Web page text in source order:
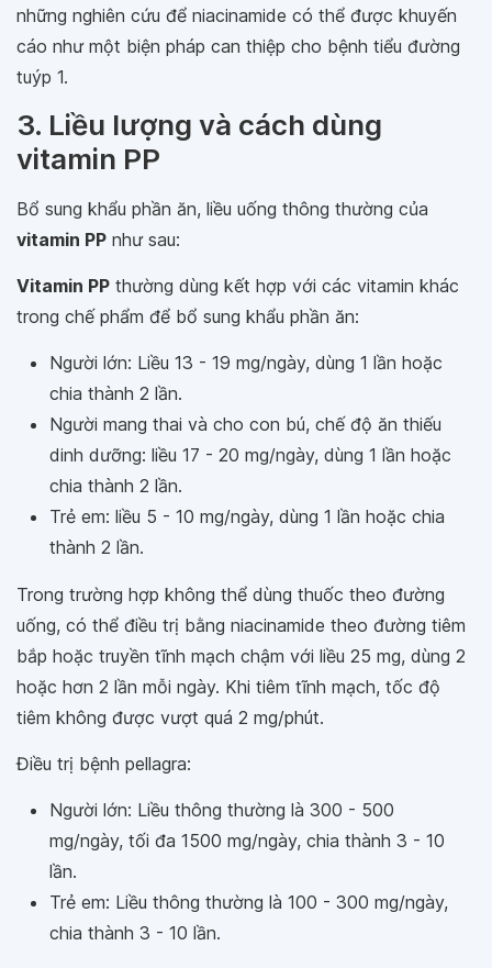
những nghiên cứu để niacinamide có thể được khuyến
cáo như một biện pháp can thiệp cho bệnh tiểu đường
tuýp 1.
3. Liều lượng và cách dùng
vitamin PP
Bổ sung khẩu phần ăn, liều uống thông thường của
vitamin PP như sau:
Vitamin PP thường dùng kết hợp với các vitamin khác
trong chế phẩm để bổ sung khẩu phần ăn:
Người lớn: Liều 13 - 19 mg/ngày, dùng 1 lần hoặc
chia thành 2 lần.
Người mang thai và cho con bú, chế độ ăn thiếu
dinh dưỡng: liều 17 - 20 mg/ngày, dùng 1 lần hoặc
chia thành 2 lần.
Trẻ em: liều 5 - 10 mg/ngày, dùng 1 lần hoặc chia
thành 2 lần.
Trong trường hợp không thể dùng thuốc theo đường
uống, có thể điều trị bằng niacinamide theo đường tiêm
bắp hoặc truyền tĩnh mạch chậm với liều 25 mg, dùng 2
hoặc hơn 2 lần mỗi ngày. Khi tiêm tĩnh mạch, tốc độ
tiêm không được vượt quá 2 mg/phút.
Điều trị bệnh pellagra:
Người lớn: Liều thông thường là 300 - 500
mg/ngày, tối đa 1500 mg/ngày, chia thành 3 - 10
lần.
Trẻ em: Liều thông thường là 100 - 300 mg/ngày,
chia thành 3 - 10 lần.